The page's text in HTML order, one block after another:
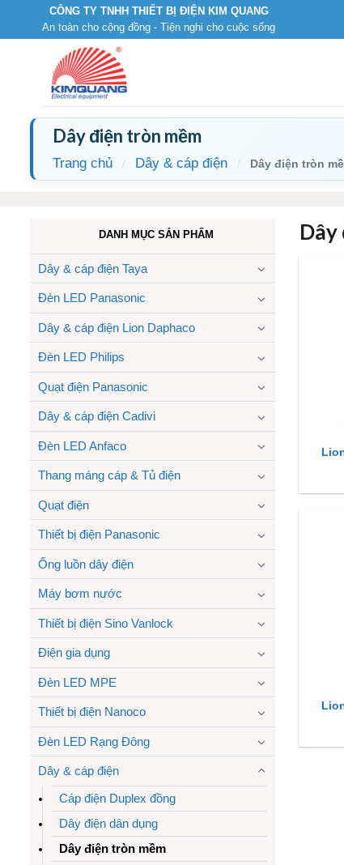
CÔNG TY TNHH THIẾT BỊ ĐIỆN KIM QUANG
An toàn cho cộng đồng - Tiện nghi cho cuộc sống
Dây điện tròn mềm
Trang chủ / Dây & cáp điện / Dây điện tròn
DANH MỤC SẢN PHẨM
Dây & cáp điện Taya
Đèn LED Panasonic
Dây & cáp điện Lion Daphaco
Đèn LED Philips
Quạt điện Panasonic
Dây & cáp điện Cadivi
Đèn LED Anfaco
Thang máng cáp & Tủ điện
Quạt điện
Thiết bị điện Panasonic
Ống luồn dây điện
Máy bơm nước
Thiết bị điện Sino Vanlock
Điện gia dụng
Đèn LED MPE
Thiết bị điện Nanoco
Đèn LED Rạng Đông
Dây & cáp điện
Cáp điện Duplex đồng
Dây điện dân dụng
Dây điện tròn mềm